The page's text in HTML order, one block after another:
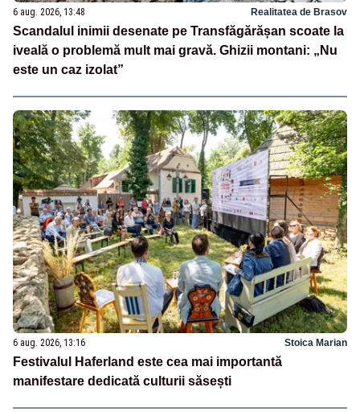
6 aug. 2026, 13:48 Realitatea de Brasov
Scandalul inimii desenate pe Transfăgărășan scoate la
iveală o problemă mult mai gravă. Ghizii montani: „Nu
este un caz izolat”
6 aug. 2026, 13:16 Stoica Marian
Festivalul Haferland este cea mai importantă
manifestare dedicată culturii săsești